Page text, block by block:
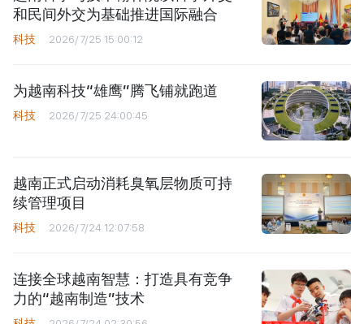
和民间外交为基础推进国际融合
科技 2026/7/25 15:00:12
为越南科技“雄鹰”腾飞铺就跑道
科技 2026/7/25 24:00:45
越南正式启动消耗臭氧层物质可持
续管理项目
科技 2026/7/24 12:07:58
连接全球越南智慧：打造具有竞争
力的“越南制造”技术